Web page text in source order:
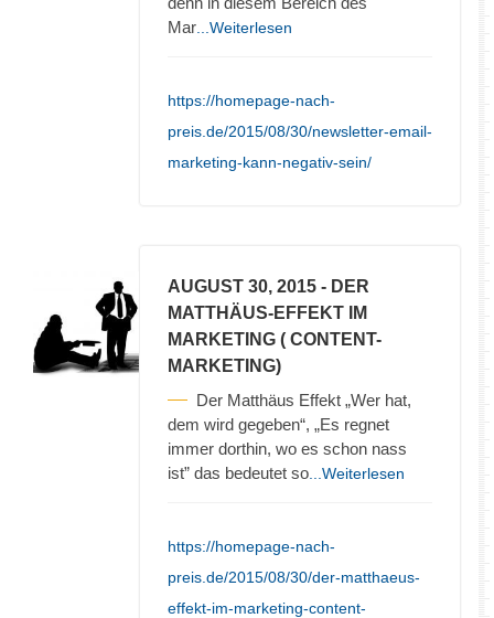
Mar ...Weiterlesen
https://homepage-nach-
preis.de/2015/08/30/newsletter-email-
marketing-kann-negativ-sein/
AUGUST 30, 2015 - DER
MATTHÄUS-EFFEKT IM
MARKETING ( CONTENT-
MARKETING)
Der Matthäus Effekt „Wer hat,
dem wird gegeben“, „Es regnet
immer dorthin, wo es schon nass
ist” das bedeutet so ...Weiterlesen
https://homepage-nach-
preis.de/2015/08/30/der-matthaeus-
effekt-im-marketing-content-